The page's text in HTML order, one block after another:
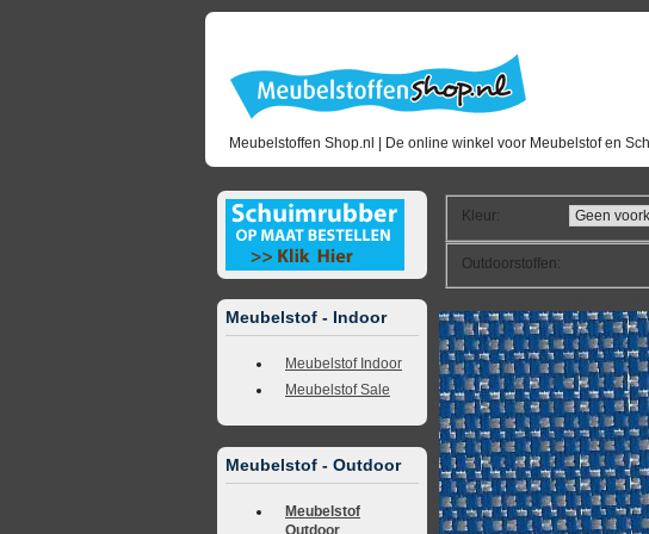
Meubelstoffen Shop.nl | De online winkel voor Meubelstof en
Meubelstof - Indoor
Meubelstof Indoor
Meubelstof Sale
Meubelstof - Outdoor
Meubelstof
Outdoor
Kleur:
Outdoorstoffen: